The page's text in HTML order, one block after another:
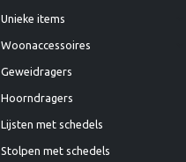
Unieke items
Woonaccessoires
Geweidragers
Hoorndragers
Lijsten met schedels
Stolpen met schedels